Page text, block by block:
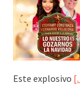
Este explosivo